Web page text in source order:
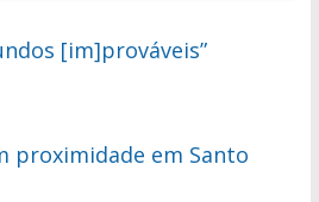
[im]prováveis”
proximidade em Santo